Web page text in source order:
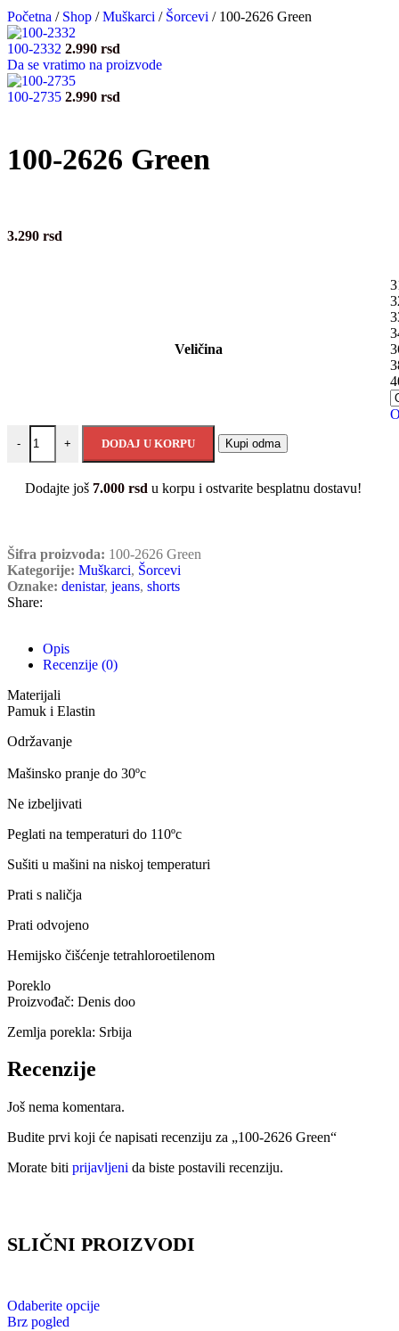
Početna / Shop / Muškarci / Šorcevi / 100-2626 Green
100-2332 2.990 rsd
Da se vratimo na proizvode
100-2735 2.990 rsd
100-2626 Green
3.290 rsd
Veličina
- + DODAJ U KORPU Kupi odma
Dodajte još 7.000 rsd u korpu i ostvarite besplatnu dostavu!
Šifra proizvoda: 100-2626 Green
Kategorije: Muškarci, Šorcevi
Oznake: denistar, jeans, shorts
Share:
Opis
Recenzije (0)
Materijali
Pamuk i Elastin
Održavanje
Mašinsko pranje do 30ºc
Ne izbeljivati
Peglati na temperaturi do 110ºc
Sušiti u mašini na niskoj temperaturi
Prati s naličja
Prati odvojeno
Hemijsko čišćenje tetrahloroetilenom
Poreklo
Proizvođač: Denis doo
Zemlja porekla: Srbija
Recenzije
Još nema komentara.
Budite prvi koji će napisati recenziju za „100-2626 Green“
Morate biti prijavljeni da biste postavili recenziju.
SLIČNI PROIZVODI
Odaberite opcije
Brz pogled